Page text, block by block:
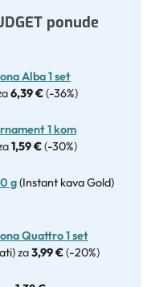
ponude
Alba 1 set
6,39 €(-36%)
1 kom
1,59 €(-30%)
g(Instant kava Gold)
Quattro 1 set
za3,99 €(-20%)